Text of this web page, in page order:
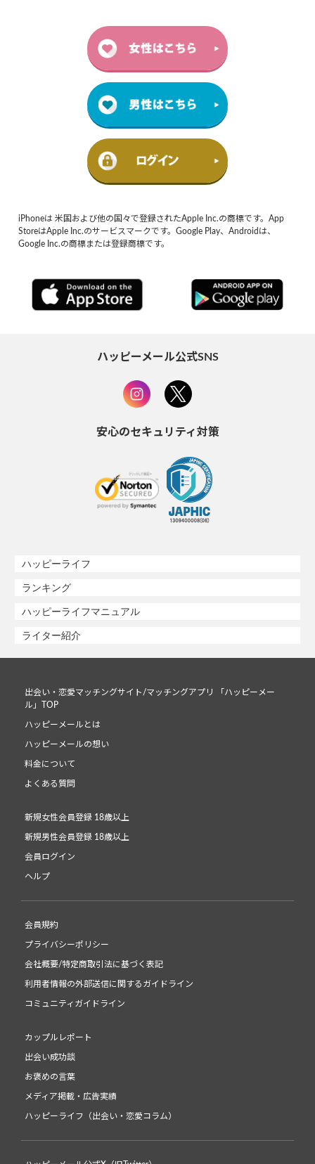
iPhoneは 米国および他の国々で登録されたApple Inc.の商標です。App
StoreはApple Inc.のサービスマークです。Google Play、Androidは、
Google Inc.の商標または登録商標です。
ハッピーメール公式SNS
安心のセキュリティ対策
ハッピーライフ
ランキング
ハッピーライフマニュアル
ライター紹介
出会い・恋愛マッチングサイト/マッチングアプリ 「ハッピーメー
ル」TOP
ハッピーメールとは
ハッピーメールの想い
料金について
よくある質問
新規女性会員登録 18歳以上
新規男性会員登録 18歳以上
会員ログイン
ヘルプ
会員規約
プライバシーポリシー
会社概要/特定商取引法に基づく表記
利用者情報の外部送信に関するガイドライン
コミュニティガイドライン
カップルレポート
出会い成功談
お褒めの言葉
メディア掲載・広告実績
ハッピーライフ（出会い・恋愛コラム）